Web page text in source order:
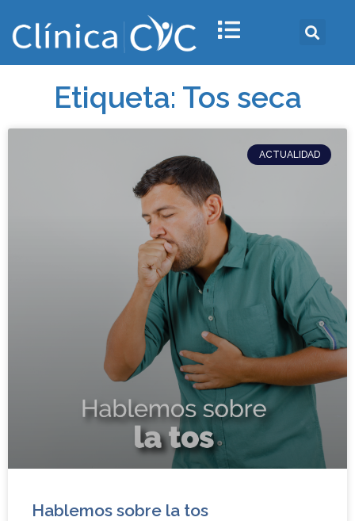
Etiqueta: Tos seca
ACTUALIDAD
Hablemos sobre la tos